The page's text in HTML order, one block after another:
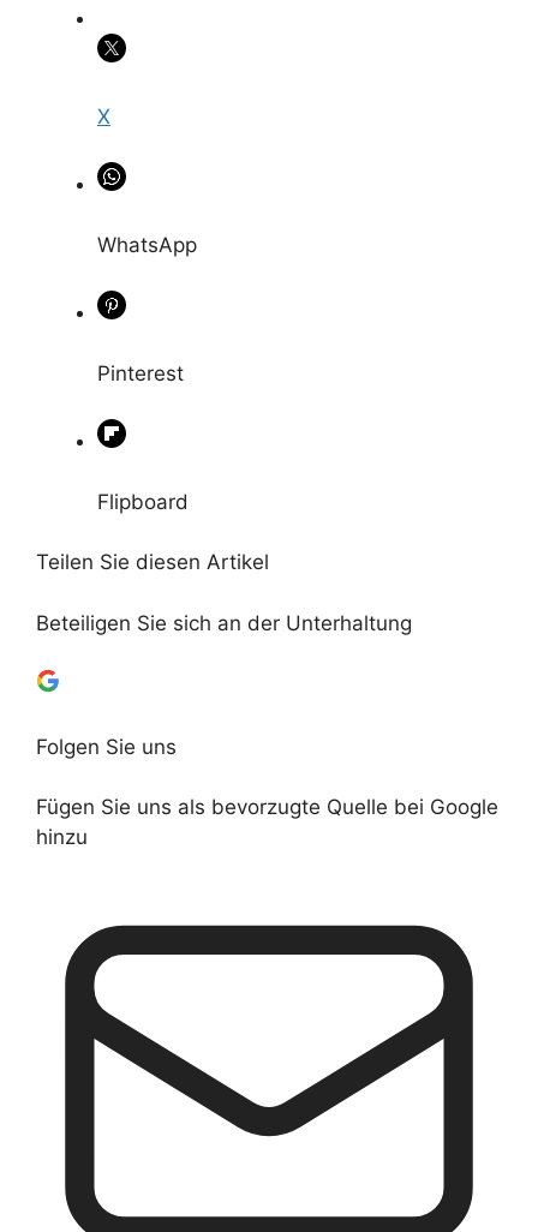
X
WhatsApp
Pinterest
Flipboard
Teilen Sie diesen Artikel
Beteiligen Sie sich an der Unterhaltung
Folgen Sie uns
Fügen Sie uns als bevorzugte Quelle bei Google
hinzu